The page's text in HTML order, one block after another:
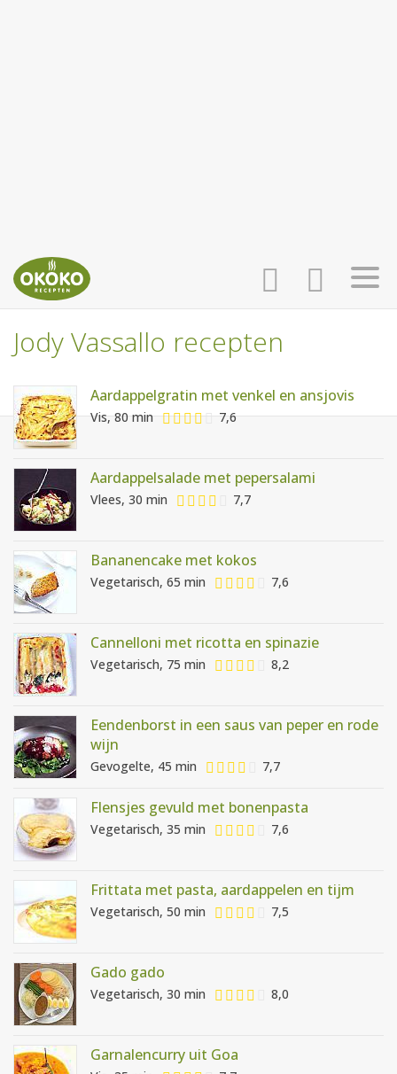
INLOGGEN
AANMELDEN
HOME
RECEPTEN
WEEKMENU'S
Jody Vassallo recepten
Aardappelgratin met venkel en ansjovis
Vis, 80 min 7,6
Aardappelsalade met pepersalami
Vlees, 30 min 7,7
Bananencake met kokos
Vegetarisch, 65 min 7,6
Cannelloni met ricotta en spinazie
Vegetarisch, 75 min 8,2
Eendenborst in een saus van peper en rode
wijn
Gevogelte, 45 min 7,7
Flensjes gevuld met bonenpasta
Vegetarisch, 35 min 7,6
Frittata met pasta, aardappelen en tijm
Vegetarisch, 50 min 7,5
Gado gado
Vegetarisch, 30 min 8,0
Garnalencurry uit Goa